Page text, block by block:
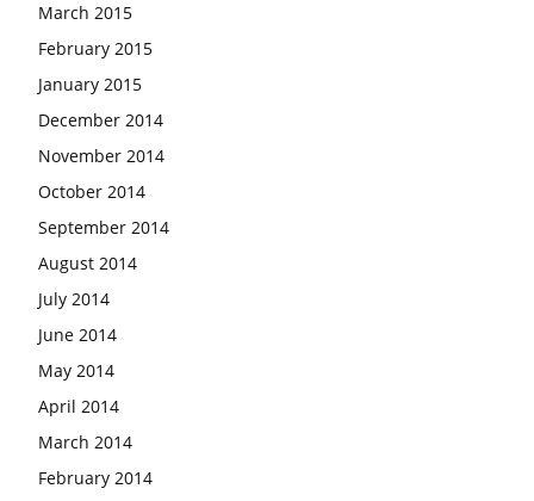
March 2015
February 2015
January 2015
December 2014
November 2014
October 2014
September 2014
August 2014
July 2014
June 2014
May 2014
April 2014
March 2014
February 2014